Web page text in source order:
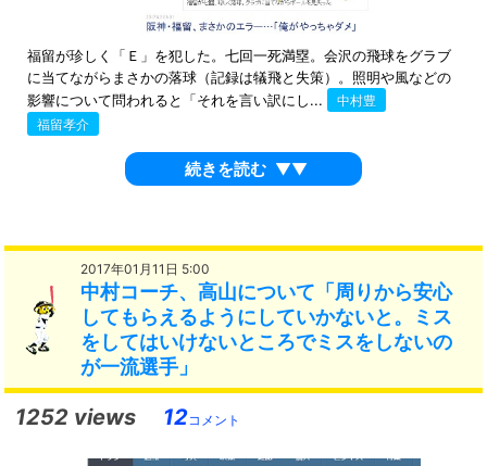
福留が珍しく「Ｅ」を犯した。七回一死満塁。会沢の飛球をグラブ
に当てながらまさかの落球（記録は犠飛と失策）。照明や風などの
影響について問われると「それを言い訳にし...
中村豊
福留孝介
続きを読む ▼▼
2017年01月11日 5:00
中村コーチ、高山について「周りから安心
してもらえるようにしていかないと。ミス
をしてはいけないところでミスをしないの
が一流選手」
1252 views 12コメント